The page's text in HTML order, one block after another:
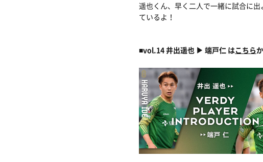
遥也くん、早く二人で一緒に試合に
ているよ！
■vol.14 井出遥也 ▶︎ 端戸仁 はこちら